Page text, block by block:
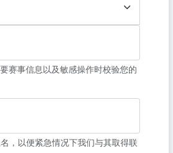
赛事信息以及敏感操作时校验您的
，以便紧急情况下我们与其取得联